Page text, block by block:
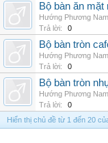
Bộ bàn ăn
Hướng Phương Nam
Trả lời:
0
Bộ bàn tròn
Hướng Phương Nam
Trả lời:
0
Bộ bàn tròn
Hướng Phương Nam
Trả lời:
0
Hiển thị chủ đề từ 1 đến 20